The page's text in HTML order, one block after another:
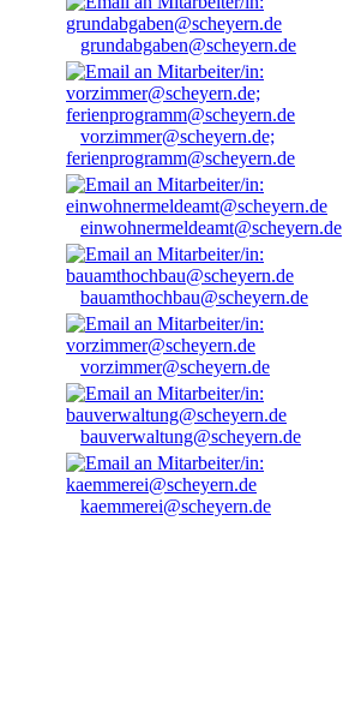
grundabgaben@scheyern.de
vorzimmer@scheyern.de;
ferienprogramm@scheyern.de
einwohnermeldeamt@scheyern.de
bauamthochbau@scheyern.de
vorzimmer@scheyern.de
bauverwaltung@scheyern.de
kaemmerei@scheyern.de